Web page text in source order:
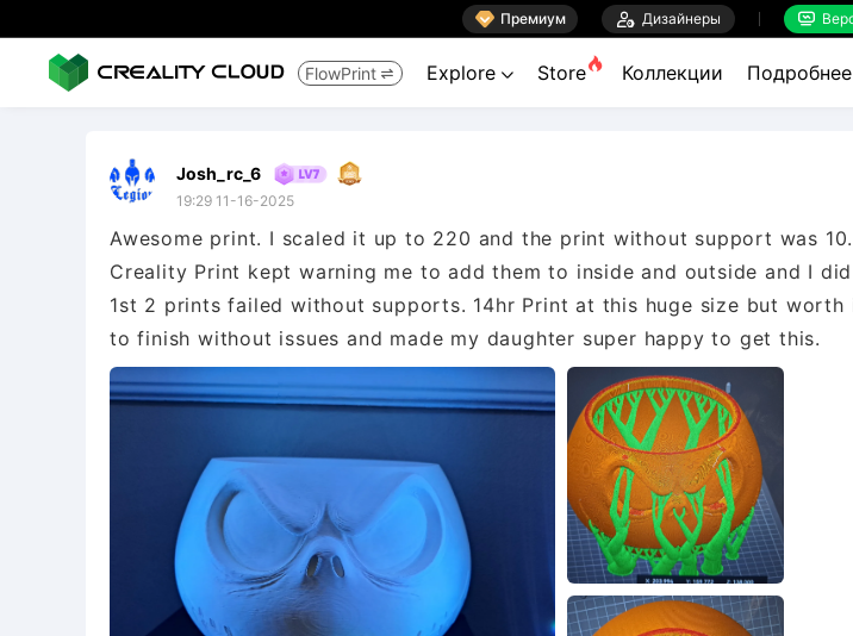
 Премиум  Дизайнеры 
FlowPrint  Explore  Store Коллекции Подробнее
Josh_rc_6
19:29 11-16-2025
Awesome print. I scaled it up to 220 and the print without support was
Creality Print kept warning me to add them to inside and outside and I
1st 2 prints failed without supports. 14hr Print at this huge size but
to finish without issues and made my daughter super happy to get this.